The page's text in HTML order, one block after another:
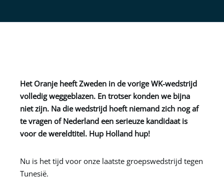
Het Oranje heeft Zweden in de vorige WK-wedstrijd
volledig weggeblazen. En trotser konden we bijna
niet zijn. Na die wedstrijd hoeft niemand zich nog af
te vragen of Nederland een serieuze kandidaat is
voor de wereldtitel. Hup Holland hup!
Nu is het tijd voor onze laatste groepswedstrijd tegen
Tunesië.